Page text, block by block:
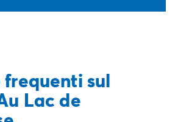
sul
Lac de